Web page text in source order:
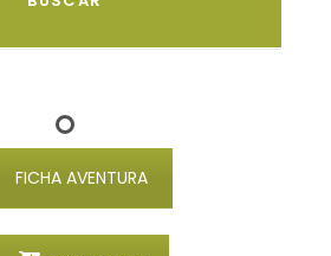
FICHA AVENTURA